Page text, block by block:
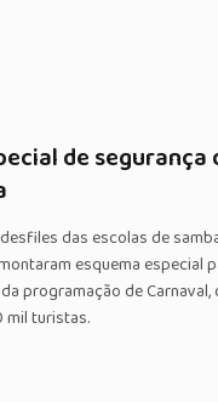
de
das escolas de
esquema especial
programação de Carnaval,
mil turistas.